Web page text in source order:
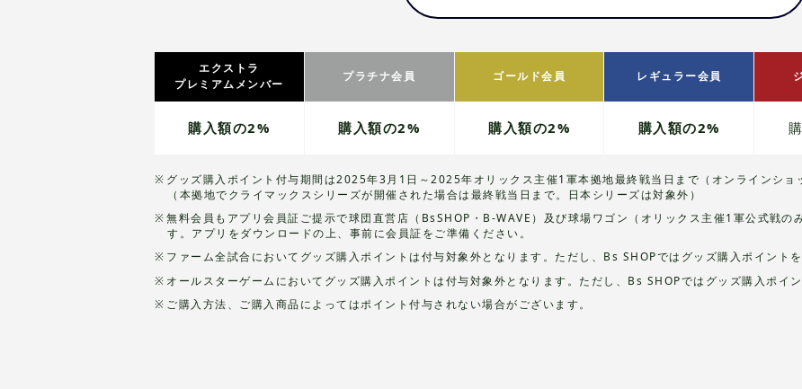
エクストラ
プレミアムメンバー
購入額の2%
プラチナ会員
購入額の2%
ゴールド会員
購入額の2%
レギュラー会員
購入額の2%
グッズ購入ポイント付与期間は2025年3月1日～2025年オリックス主催1軍本拠地最終戦当日まで（オンラインショ
（本拠地でクライマックスシリーズが開催された場合は最終戦当日まで。日本シリーズは対象外）
無料会員もアプリ会員証ご提示で球団直営店（BsSHOP・B-WAVE）及び球場ワゴン（オリックス主催1軍公式戦の
す。アプリをダウンロードの上、事前に会員証をご準備ください。
ファーム全試合においてグッズ購入ポイントは付与対象外となります。ただし、Bs SHOPではグッズ購入ポイントを
オールスターゲームにおいてグッズ購入ポイントは付与対象外となります。ただし、Bs SHOPではグッズ購入ポイン
ご購入方法、ご購入商品によってはポイント付与されない場合がございます。